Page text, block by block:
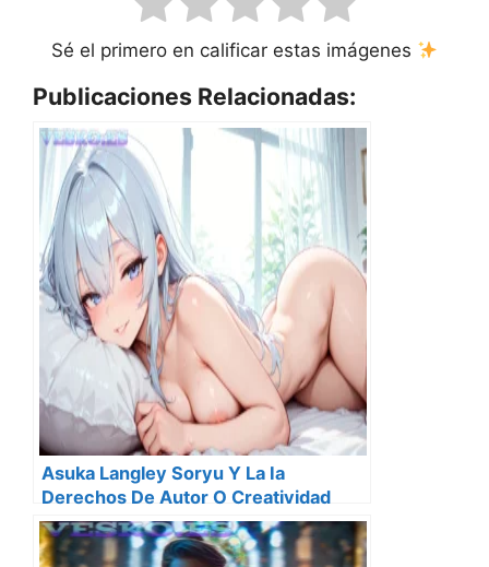
Sé el primero en calificar estas imágenes
Publicaciones Relacionadas:
Asuka Langley Soryu Y La Ia
Derechos De Autor O Creatividad
Ilimitada